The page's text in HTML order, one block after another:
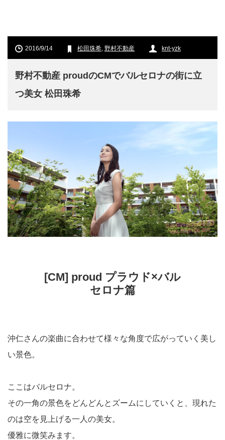
2016/9/14 松田珠希, 野村不動産 knt-yzk
野村不動産 proudのCMでバルセロナの街に立
つ美女 松田珠希
[CM] proud プラウド×バル
セロナ篇
沖仁さんの楽曲に合わせて様々な角度で広がっていく美し
い景色。
ここはバルセロナ。
その一角の景色をどんどんとズームにしていくと、現れた
のは空を見上げる一人の美女。
優雅に微笑みます。